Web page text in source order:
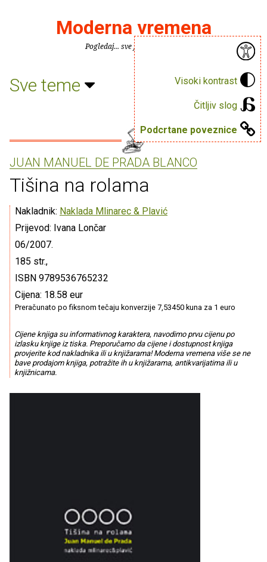
Visoki kontrast
Čitljiv slog
Podcrtane poveznice
Moderna vremena
Pogledaj... sve je puno knjiga.
Sve teme
JUAN MANUEL DE PRADA BLANCO
Tišina na rolama
Nakladnik: Naklada Mlinarec & Plavić
Prijevod: Ivana Lončar
06/2007.
185 str.,
ISBN 9789536765232
Cijena: 18.58 eur
Preračunato po fiksnom tečaju konverzije 7,53450 kuna za 1 euro
Cijene knjiga su informativnog karaktera, navodimo prvu cijenu po
izlasku knjige iz tiska. Preporučamo da cijene i dostupnost knjiga
provjerite kod nakladnika ili u knjižarama! Moderna vremena više se ne
bave prodajom knjiga, potražite ih u knjižarama, antikvarijatima ili u
knjižnicama.